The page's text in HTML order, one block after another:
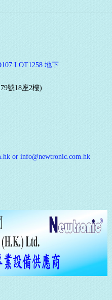
LOT1258 地下
號18座2樓)
or info@newtronic.com.hk